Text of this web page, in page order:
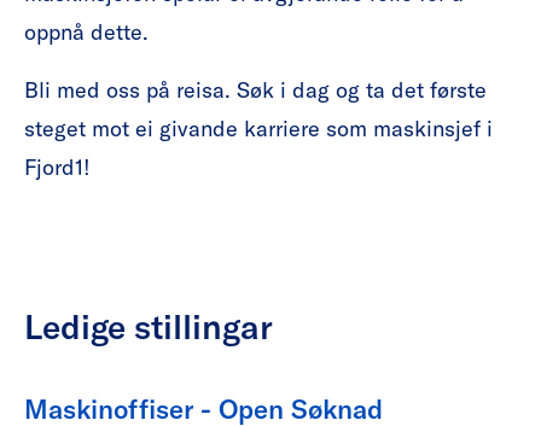
oppnå dette.
Bli med oss på reisa. Søk i dag og ta det første
steget mot ei givande karriere som maskinsjef i
Fjord1!
Ledige stillingar
Maskinoffiser - Open Søknad